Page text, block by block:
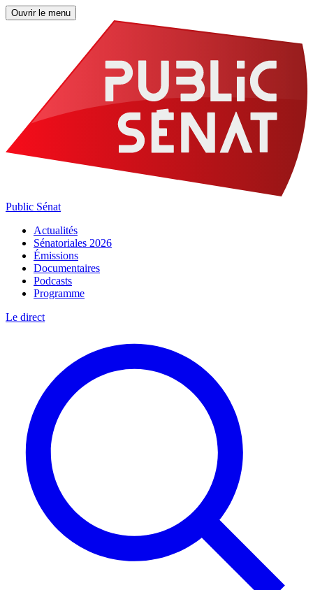
Ouvrir le menu
Public Sénat
Actualités
Sénatoriales 2026
Émissions
Documentaires
Podcasts
Programme
Le direct